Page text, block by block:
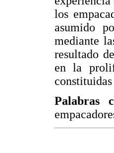
los
asumido
mediante
resultado
en la
Palabras